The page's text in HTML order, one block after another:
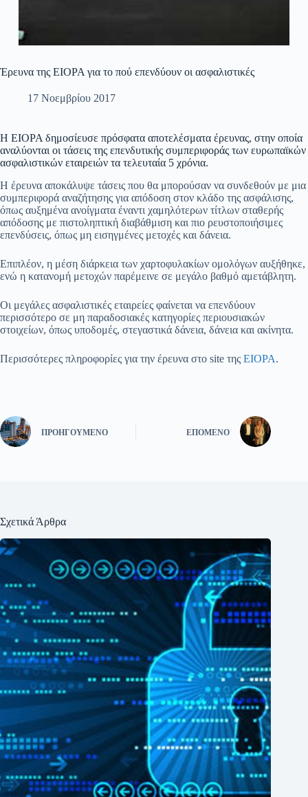
Έρευνα της EIOPA για το πού επενδύουν οι ασφαλιστικές
17 Νοεμβρίου 2017
Η EIOPA δημοσίευσε πρόσφατα αποτελέσματα έρευνας, στην οποία
αναλύονται οι τάσεις της επενδυτικής συμπεριφοράς των ευρωπαϊκών
ασφαλιστικών εταιρειών τα τελευταία 5 χρόνια.
Η έρευνα αποκάλυψε τάσεις που θα μπορούσαν να συνδεθούν με μια
συμπεριφορά αναζήτησης για απόδοση στον κλάδο της ασφάλισης,
όπως αυξημένα ανοίγματα έναντι χαμηλότερων τίτλων σταθερής
απόδοσης με πιστοληπτική διαβάθμιση και πιο ρευστοποιήσιμες
επενδύσεις, όπως μη εισηγμένες μετοχές και δάνεια.
Επιπλέον, η μέση διάρκεια των χαρτοφυλακίων ομολόγων αυξήθηκε,
ενώ η κατανομή μετοχών παρέμεινε σε μεγάλο βαθμό αμετάβλητη.
Οι μεγάλες ασφαλιστικές εταιρείες φαίνεται να επενδύουν
περισσότερο σε μη παραδοσιακές κατηγορίες περιουσιακών
στοιχείων, όπως υποδομές, στεγαστικά δάνεια, δάνεια και ακίνητα.
Περισσότερες πληροφορίες για την έρευνα στο site της EIOPA.
ΠΡΟΗΓΟΎΜΕΝΟ ΕΠΌΜΕΝΟ
Σχετικά Άρθρα